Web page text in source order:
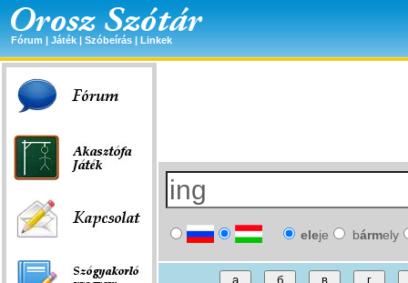
Fórum | Játék | Szóbeírás | Linkek
eleje bármely